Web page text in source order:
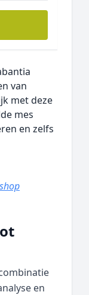
van
met deze
mes
en zelfs
en